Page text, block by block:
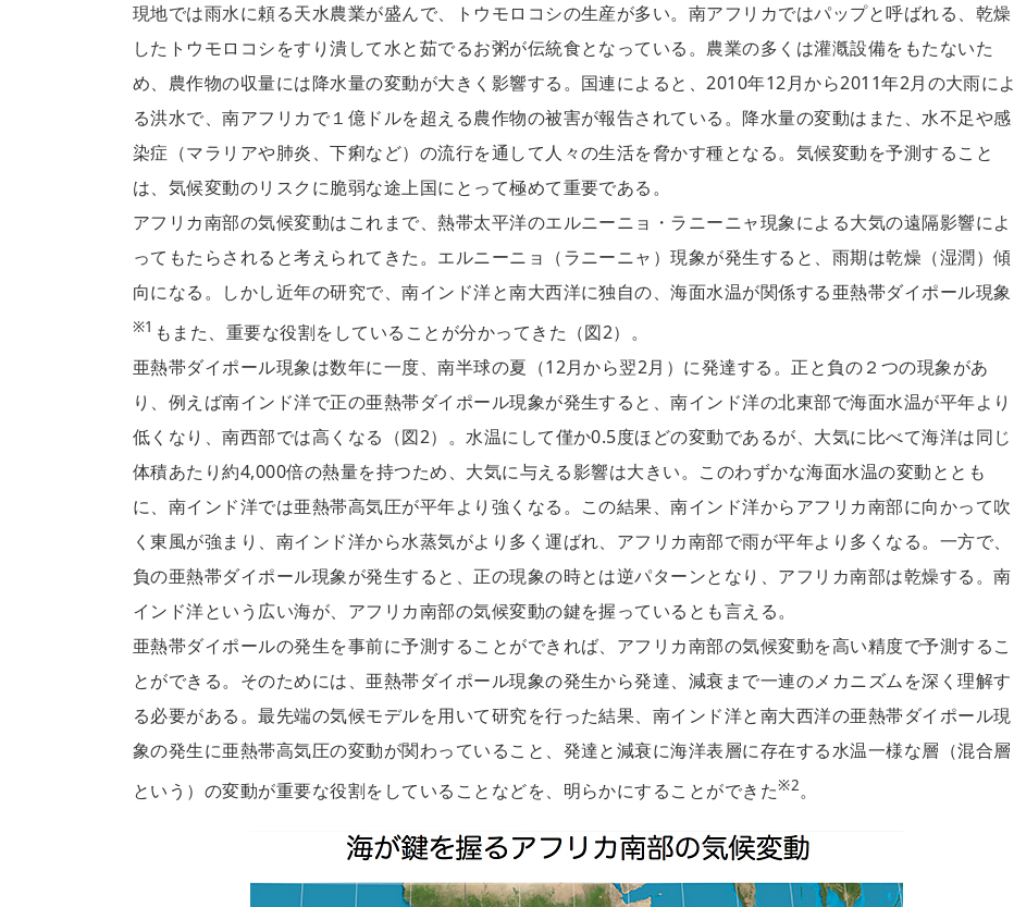
現地では雨水に頼る天水農業が盛んで、トウモロコシの生産が多い。南アフリカではパップと呼ばれる、乾燥
したトウモロコシをすり潰して水と茹でるお粥が伝統食となっている。農業の多くは灌漑設備をもたないた
め、農作物の収量には降水量の変動が大きく影響する。国連によると、2010年12月から2011年2月の大雨によ
る洪水で、南アフリカで１億ドルを超える農作物の被害が報告されている。降水量の変動はまた、水不足や感
染症（マラリアや肺炎、下痢など）の流行を通して人々の生活を脅かす種となる。気候変動を予測すること
は、気候変動のリスクに脆弱な途上国にとって極めて重要である。
アフリカ南部の気候変動はこれまで、熱帯太平洋のエルニーニョ・ラニーニャ現象による大気の遠隔影響によ
ってもたらされると考えられてきた。エルニーニョ（ラニーニャ）現象が発生すると、雨期は乾燥（湿潤）傾
向になる。しかし近年の研究で、南インド洋と南大西洋に独自の、海面水温が関係する亜熱帯ダイポール現象
※1 もまた、重要な役割をしていることが分かってきた（図2）。
亜熱帯ダイポール現象は数年に一度、南半球の夏（12月から翌2月）に発達する。正と負の２つの現象があ
り、例えば南インド洋で正の亜熱帯ダイポール現象が発生すると、南インド洋の北東部で海面水温が平年より
低くなり、南西部では高くなる（図2）。水温にして僅か0.5度ほどの変動であるが、大気に比べて海洋は同じ
体積あたり約4,000倍の熱量を持つため、大気に与える影響は大きい。このわずかな海面水温の変動ととも
に、南インド洋では亜熱帯高気圧が平年より強くなる。この結果、南インド洋からアフリカ南部に向かって吹
く東風が強まり、南インド洋から水蒸気がより多く運ばれ、アフリカ南部で雨が平年より多くなる。一方で、
負の亜熱帯ダイポール現象が発生すると、正の現象の時とは逆パターンとなり、アフリカ南部は乾燥する。南
インド洋という広い海が、アフリカ南部の気候変動の鍵を握っているとも言える。
亜熱帯ダイポールの発生を事前に予測することができれば、アフリカ南部の気候変動を高い精度で予測するこ
とができる。そのためには、亜熱帯ダイポール現象の発生から発達、減衰まで一連のメカニズムを深く理解す
る必要がある。最先端の気候モデルを用いて研究を行った結果、南インド洋と南大西洋の亜熱帯ダイポール現
象の発生に亜熱帯高気圧の変動が関わっていること、発達と減衰に海洋表層に存在する水温一様な層（混合層
という）の変動が重要な役割をしていることなどを、明らかにすることができた※2。